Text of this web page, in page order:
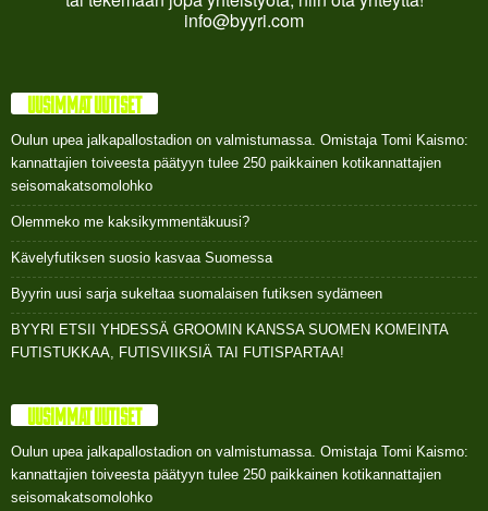
info@byyri.com
UUSIMMAT UUTISET
Oulun upea jalkapallostadion on valmistumassa. Omistaja Tomi Kaismo:
kannattajien toiveesta päätyyn tulee 250 paikkainen kotikannattajien
seisomakatsomolohko
Olemmeko me kaksikymmentäkuusi?
Kävelyfutiksen suosio kasvaa Suomessa
Byyrin uusi sarja sukeltaa suomalaisen futiksen sydämeen
BYYRI ETSII YHDESSÄ GROOMIN KANSSA SUOMEN KOMEINTA
FUTISTUKKAA, FUTISVIIKSIÄ TAI FUTISPARTAA!
UUSIMMAT UUTISET
Oulun upea jalkapallostadion on valmistumassa. Omistaja Tomi Kaismo:
kannattajien toiveesta päätyyn tulee 250 paikkainen kotikannattajien
seisomakatsomolohko